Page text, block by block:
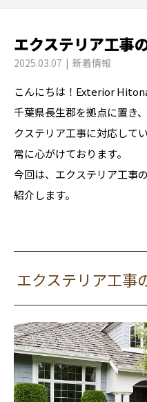
エクステリア工事
2025.03.07 新着情報
こんにちは！Exterior Hitona
千葉県長生郡を拠点に置き
クステリア工事に対応して
常に心がけております。
今回は、エクステリア工事
紹介します。
エクステリア工事